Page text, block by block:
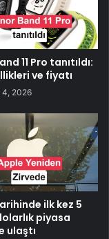
11 Pro tanıtıldı:
ve fiyatı
4, 2026
ilk kez 5
piyasa
ulaştı